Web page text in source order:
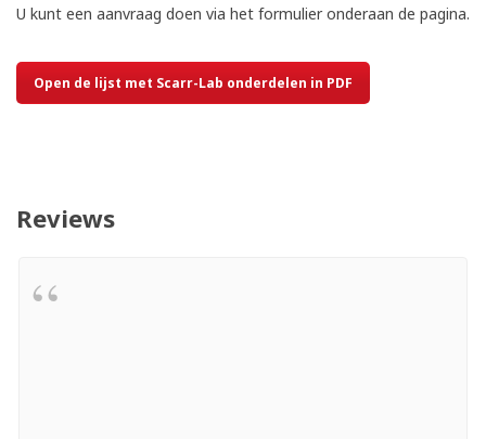
U kunt een aanvraag doen via het formulier onderaan de pagina.
Open de lijst met Scarr-Lab onderdelen in PDF
Reviews